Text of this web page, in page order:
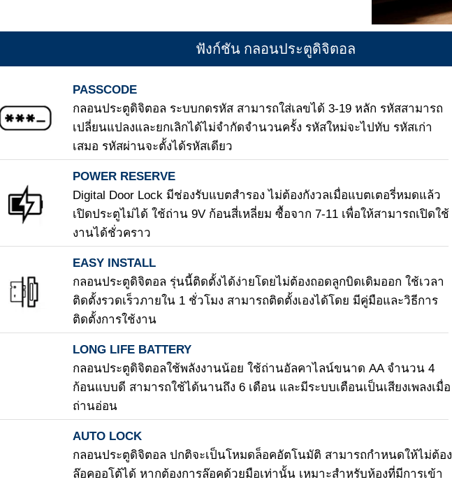
ฟังก์ชัน กลอนประตูดิจิตอล
PASSCODE
กลอนประตูดิจิตอล ระบบกดรหัส สามารถใส่เลขได้ 3-19 หลัก รหัสสามารถ
เปลี่ยนแปลงและยกเลิกได้ไม่จำกัดจำนวนครั้ง รหัสใหม่จะไปทับ รหัสเก่า
เสมอ รหัสผ่านจะตั้งได้รหัสเดียว
POWER RESERVE
Digital Door Lock มีช่องรับแบตสำรอง ไม่ต้องกังวลเมื่อแบตเตอรี่หมดแล้ว
เปิดประตูไม่ได้ ใช้ถ่าน 9V ก้อนสี่เหลี่ยม ซื้อจาก 7-11 เพื่อให้สามารถเปิดใช้
งานได้ชั่วคราว
EASY INSTALL
กลอนประตูดิจิตอล รุ่นนี้ติดตั้งได้ง่ายโดยไม่ต้องถอดลูกบิดเดิมออก ใช้เวลา
ติดตั้งรวดเร็วภายใน 1 ชั่วโมง สามารถติดตั้งเองได้โดย มีคู่มือและวิธีการ
ติดตั้งการใช้งาน
LONG LIFE BATTERY
กลอนประตูดิจิตอลใช้พลังงานน้อย ใช้ถ่านอัลคาไลน์ขนาด AA จำนวน 4
ก้อนแบบดี สามารถใช้ได้นานถึง 6 เดือน และมีระบบเตือนเป็นเสียงเพลงเมื่อ
ถ่านอ่อน
AUTO LOCK
กลอนประตูดิจิตอล ปกติจะเป็นโหมดล็อคอัตโนมัติ สามารถกำหนดให้ไม่ต้อง
ล๊อคออโต้ได้ หากต้องการล๊อคด้วยมือเท่านั้น เหมาะสำหรับห้องที่มีการเข้า